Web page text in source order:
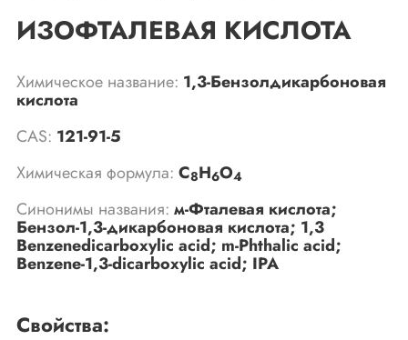
ИЗОФТАЛЕВАЯ КИСЛОТА
Химическое название: 1,3-Бензолдикарбоновая
кислота
CAS: 121-91-5
Химическая формула: C8H6O4
Синонимы названия: м-Фталевая кислота;
Бензол-1,3-дикарбоновая кислота; 1,3
Benzenedicarboxylic acid; m-Phthalic acid;
Benzene-1,3-dicarboxylic acid; IPA
Свойства: